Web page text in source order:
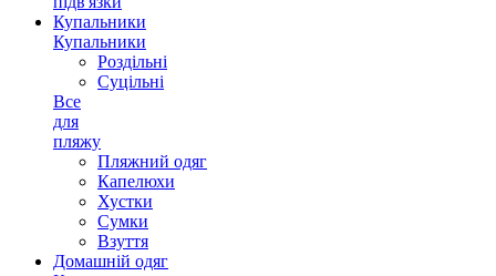
Купальники
Купальники
Роздільні
Суцільні
Все
для
пляжу
Пляжний одяг
Капелюхи
Хустки
Сумки
Взуття
Домашній одяг